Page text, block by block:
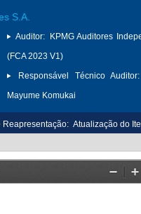
S.A.
Auditor:
KPMG Auditores
(FCA 2023 V1)
Responsável Técnico Auditor:
Mayume Komukai
Reapresentação: Atualização do